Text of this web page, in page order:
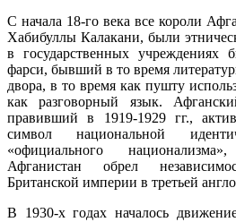
С начала 18-го века все короли
Хабибуллы Калакани, были
в государственных учреждениях
фарси, бывший в то время
двора, в то время как пушту
как разговорный язык.
правивший в 1919-1929 гг.,
символ национальной
«официального
Афганистан обрел
Британской империи в третьей
В 1930-х годах началось